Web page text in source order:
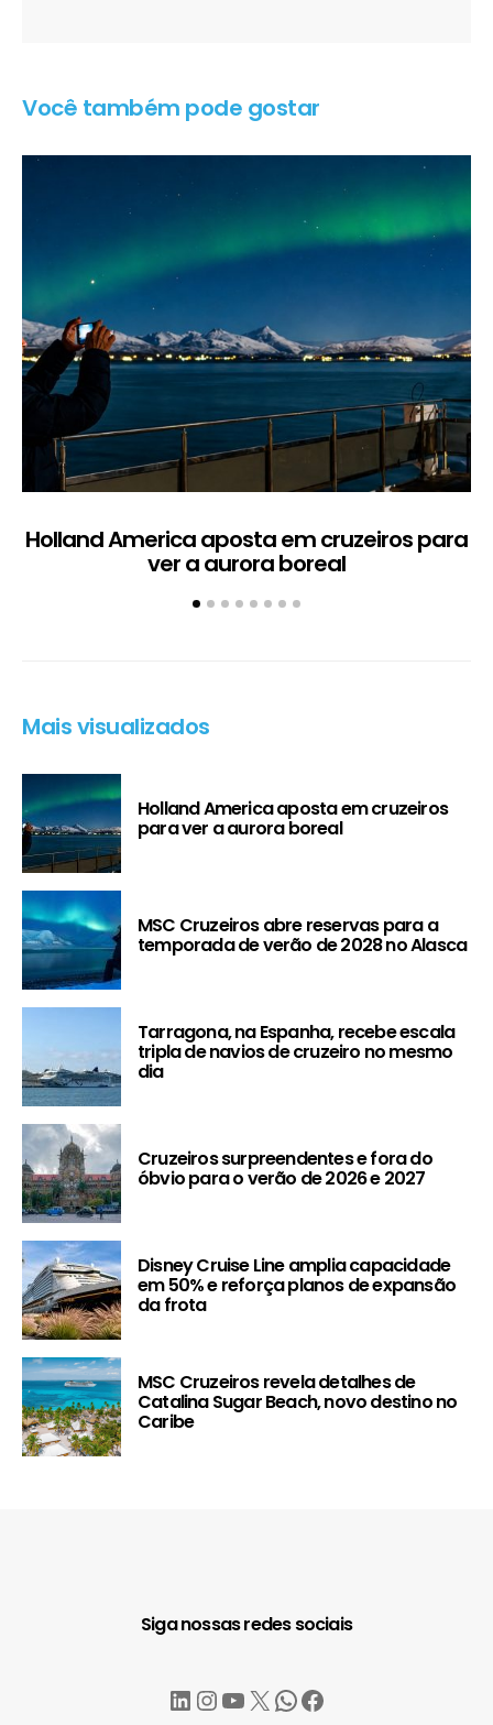
Você também pode gostar
Holland America aposta em cruzeiros para
ver a aurora boreal
Mais visualizados
Holland America aposta em cruzeiros
para ver a aurora boreal
MSC Cruzeiros abre reservas para a
temporada de verão de 2028 no Alasca
Tarragona, na Espanha, recebe escala
tripla de navios de cruzeiro no mesmo
dia
Cruzeiros surpreendentes e fora do
óbvio para o verão de 2026 e 2027
Disney Cruise Line amplia capacidade
em 50% e reforça planos de expansão
da frota
MSC Cruzeiros revela detalhes de
Catalina Sugar Beach, novo destino no
Caribe
Siga nossas redes sociais
LinkedIn
Instagram
YouTube
X WhatsApp
Facebook